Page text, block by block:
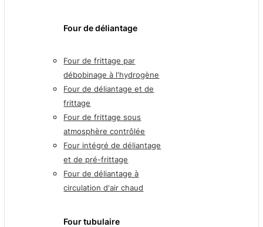
Four de déliantage
Four de frittage par
débobinage à l'hydrogène
Four de déliantage et de
frittage
Four de frittage sous
atmosphère contrôlée
Four intégré de déliantage
et de pré-frittage
Four de déliantage à
circulation d'air chaud
Four tubulaire